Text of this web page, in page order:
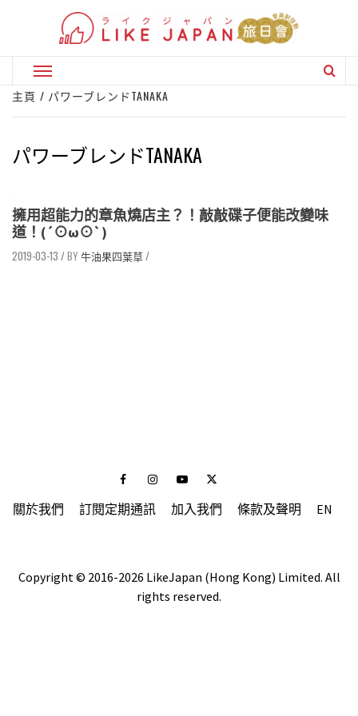
Primary
Menu
主頁 パワーブレンドTANAKA
パワーブレンドTANAKA
擁用超能力的章魚燒店主？！敲敲碟子便能改變味
道！(´⊙ω⊙`)
2019-03-13 / 牛油果四葉草/
FacebookInstagramYoutubeTwitter
關於我們 訂閱定期通訊 加入我們 條款及聲明 EN
Copyright © 2016-2026 LikeJapan (Hong Kong) Limited. All
rights reserved.